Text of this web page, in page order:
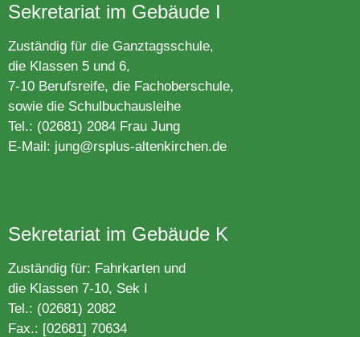
Sekretariat im Gebäude I
Zuständig für die Ganztagsschule,
die Klassen 5 und 6,
7-10 Berufsreife, die Fachoberschule,
sowie die Schulbuchausleihe
Tel.: (02681) 2084 Frau Jung
E-Mail: jung@rsplus-altenkirchen.de
Sekretariat im Gebäude K
Zuständig für: Fahrkarten und
die Klassen 7-10, Sek I
Tel.: (02681) 2082
Fax.: [02681] 70634